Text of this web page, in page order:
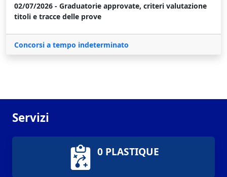
02/07/2026 - Graduatorie approvate, criteri valutazione
titoli e tracce delle prove
Concorsi a tempo indeterminato
Servizi
0 PLASTIQUE